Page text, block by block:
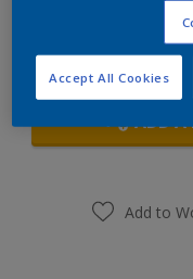
ADD A
Add to
Accept All Cookies